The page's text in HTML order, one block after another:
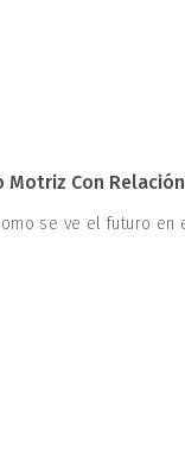
Motriz Con
se ve el futuro